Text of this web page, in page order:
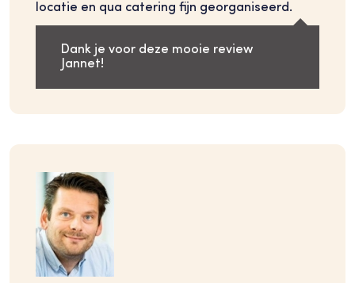
locatie en qua catering fijn georganiseerd.
Dank je voor deze mooie review
Jannet!